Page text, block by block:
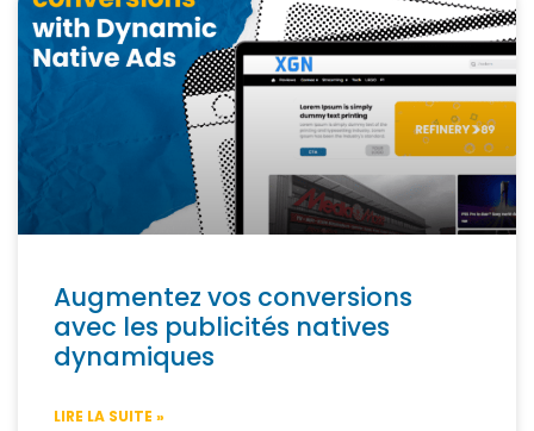
Augmentez vos conversions
avec les publicités natives
dynamiques
LIRE LA SUITE »